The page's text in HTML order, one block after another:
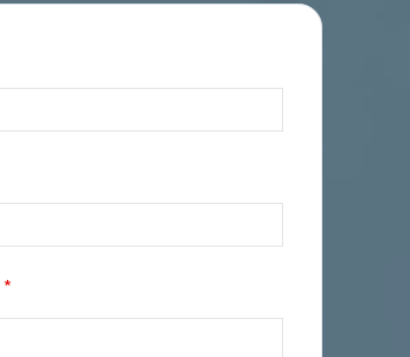
*